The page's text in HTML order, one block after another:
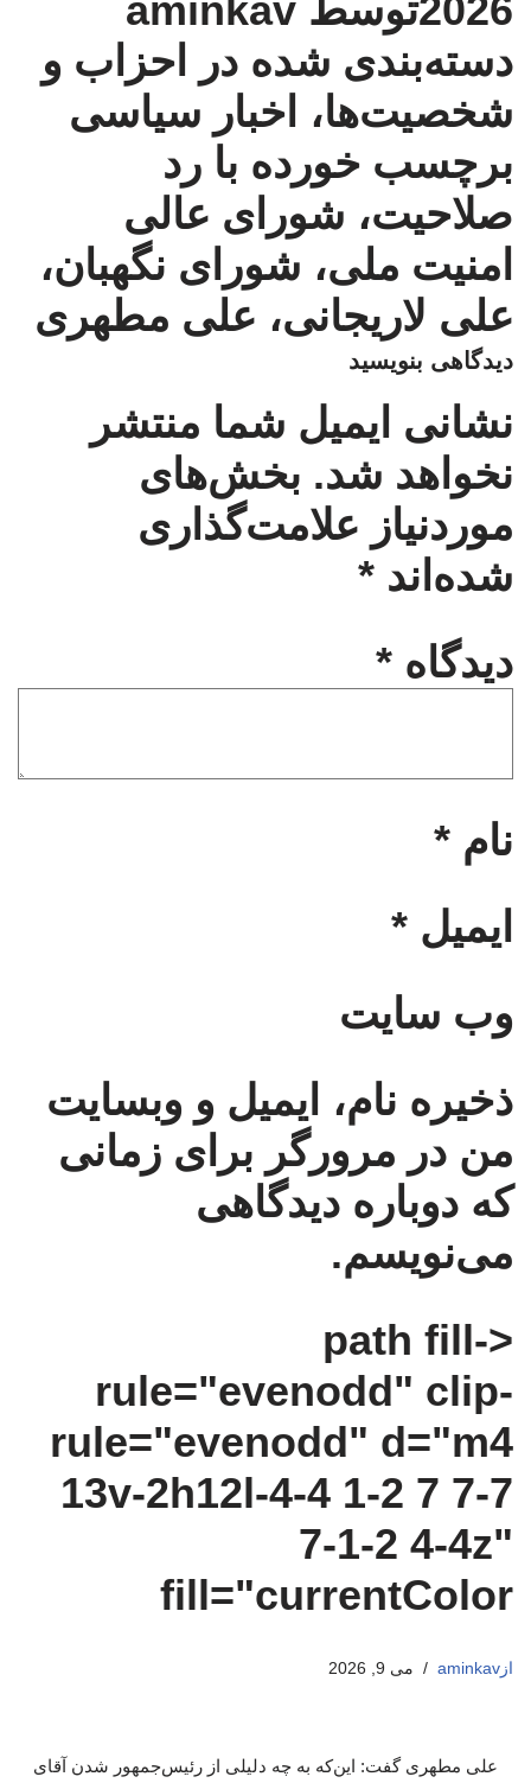
2026توسط aminkav
دسته‌بندی شده در
احزاب و
شخصیت‌ها، اخبار سیاسی
برچسب خورده با رد
صلاحیت، شورای عالی
امنیت ملی، شورای نگهبان،
علی لاریجانی، علی مطهری
دیدگاهی بنویسید
نشانی ایمیل شما منتشر
نخواهد شد. بخش‌های
موردنیاز علامت‌گذاری
شده‌اند *
دیدگاه *
نام *
ایمیل *
وب‌ سایت
ذخیره نام، ایمیل و وبسایت
من در مرورگر برای زمانی
که دوباره دیدگاهی
می‌نویسم.
<path fill-
rule="evenodd" clip-
rule="evenodd" d="m4
13v-2h12l-4-4 1-2 7 7-7
7-1-2 4-4z"
fill="currentColor
از aminkav می 9, 2026
علی مطهری گفت: این‌که به چه دلیلی از رئیس‌جمهور شدن آقای